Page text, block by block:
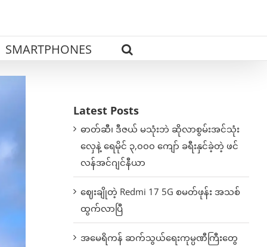
SMARTPHONES
Latest Posts
ဓာတ်ဆီ၊ ဒီဇယ် မသုံးဘဲ ဆိုလာစွမ်းအင်သုံး
လှေနဲ့ ရေမိုင် ၃,၀၀၀ ကျော် ခရီးနှင်ခဲ့တဲ့ ဖင်
လန်အင်ဂျင်နီယာ
ဈေးချိုတဲ့ Redmi 17 5G စမတ်ဖုန်း အသစ်
ထွက်လာပြီ
အမေရိကန် ဆက်သွယ်ရေးကုမ္ပဏီကြီးတွေ